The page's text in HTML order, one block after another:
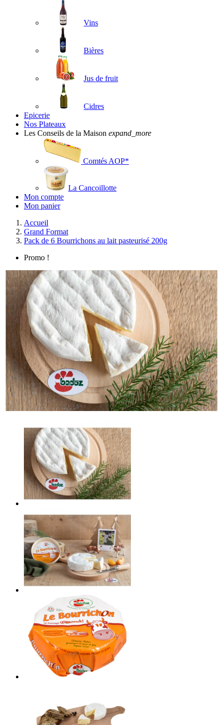
Vins
Bières
Jus de fruit
Cidres
Epicerie
Nos Plateaux
Les Conseils de la Maison expand_more
Comtés AOP*
La Cancoillotte
Mon compte
Mon panier
Accueil
Grand Format
Pack de 6 Bourrichons au lait pasteurisé 200g
Promo !